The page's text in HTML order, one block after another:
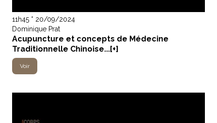
11h45 * 20/09/2024
Dominique Prat
Acupuncture et concepts de Médecine
Traditionnelle Chinoise...[+]
Voir